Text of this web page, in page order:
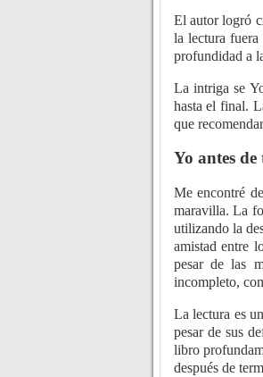
El autor logró
la lectura fuera
profundidad a
La intriga se
hasta el final.
que
Yo antes
Me encontré
maravilla. La
utilizando la
amistad entre
pesar de las
incompleto,
La lectura es
pesar de sus
libro
después de